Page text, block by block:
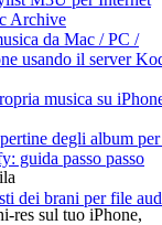
Archive
da Mac / PC /
usando il server
musica su
degli album
guida passo passo
dei brani per file
res sul tuo iPhone,